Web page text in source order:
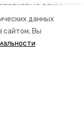
данных
сайтом, Вы
зоны,
выхлопных
ли они с
и
узнала